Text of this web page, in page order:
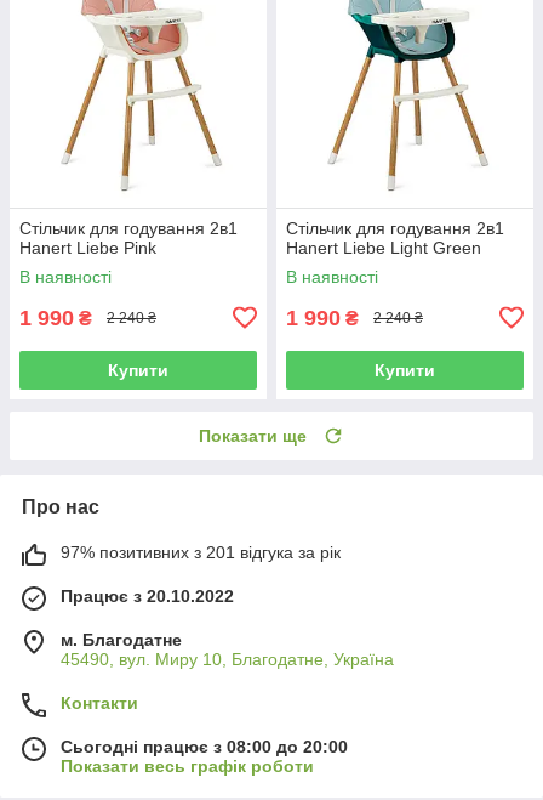
Стільчик для годування 2в1
Hanert Liebe Pink
В наявності
1 990 ₴ 2 240 ₴
Купити
Стільчик для годування 2в1
Hanert Liebe Light Green
В наявності
1 990 ₴ 2 240 ₴
Купити
Показати ще
Про нас
97% позитивних з 201 відгука за рік
Працює з 20.10.2022
м. Благодатне
45490, вул. Миру 10, Благодатне, Україна
Контакти
Сьогодні працює з 08:00 до 20:00
Показати весь графік роботи